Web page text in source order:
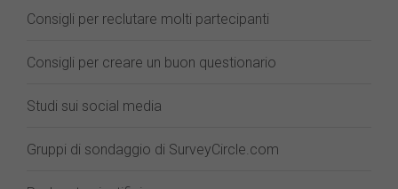
Consigli per reclutare molti partecipanti
Consigli per creare un buon questionario
Studi sui social media
Gruppi di sondaggio di SurveyCircle.com